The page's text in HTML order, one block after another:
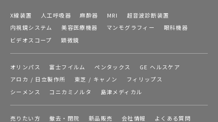
X線装置 人工呼吸器 麻酔器 MRI
超音波診断装置
内視鏡システム
美容医療機器 マンモグラフィー
眼科機器
ビデオスコープ
顕微鏡
オリンパス 富士フイルム ペンタックス
GE ヘルスケア
アロカ / 日立製作所
東芝 / キャノン
フィリップス
シーメンス
コニカミノルタ 島津メディカル
売りたい方 撤去・閉院 新品販売 会社情報
よくある質問